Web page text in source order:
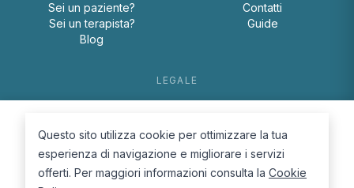
Sei un paziente?
Sei un terapista?
Blog
Contatti
Guide
LEGALE
Cookie Policy
Questo sito utilizza cookie per ottimizzare la tua
esperienza di navigazione e migliorare i servizi
offerti. Per maggiori informazioni consulta la Cookie